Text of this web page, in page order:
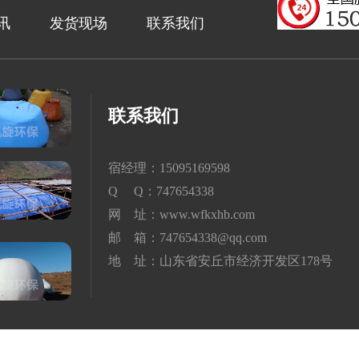
发货现场 联系我们
联系我们
宿经理：15095169598
Q Q：747654338
网 址：www.wfkxhb.com
邮 箱：747654338@qq.com
地 址：山东省安丘市经济开发区178号